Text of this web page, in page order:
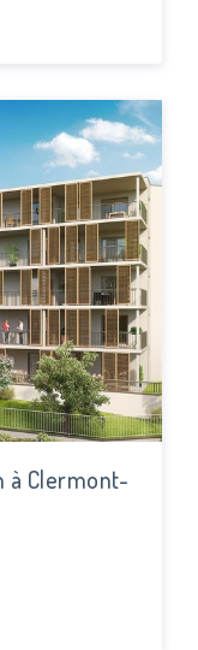
à Clermont-